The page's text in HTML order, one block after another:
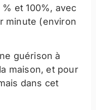
et 100%, avec
minute (environ
guérison à
maison, et pour
dans cet